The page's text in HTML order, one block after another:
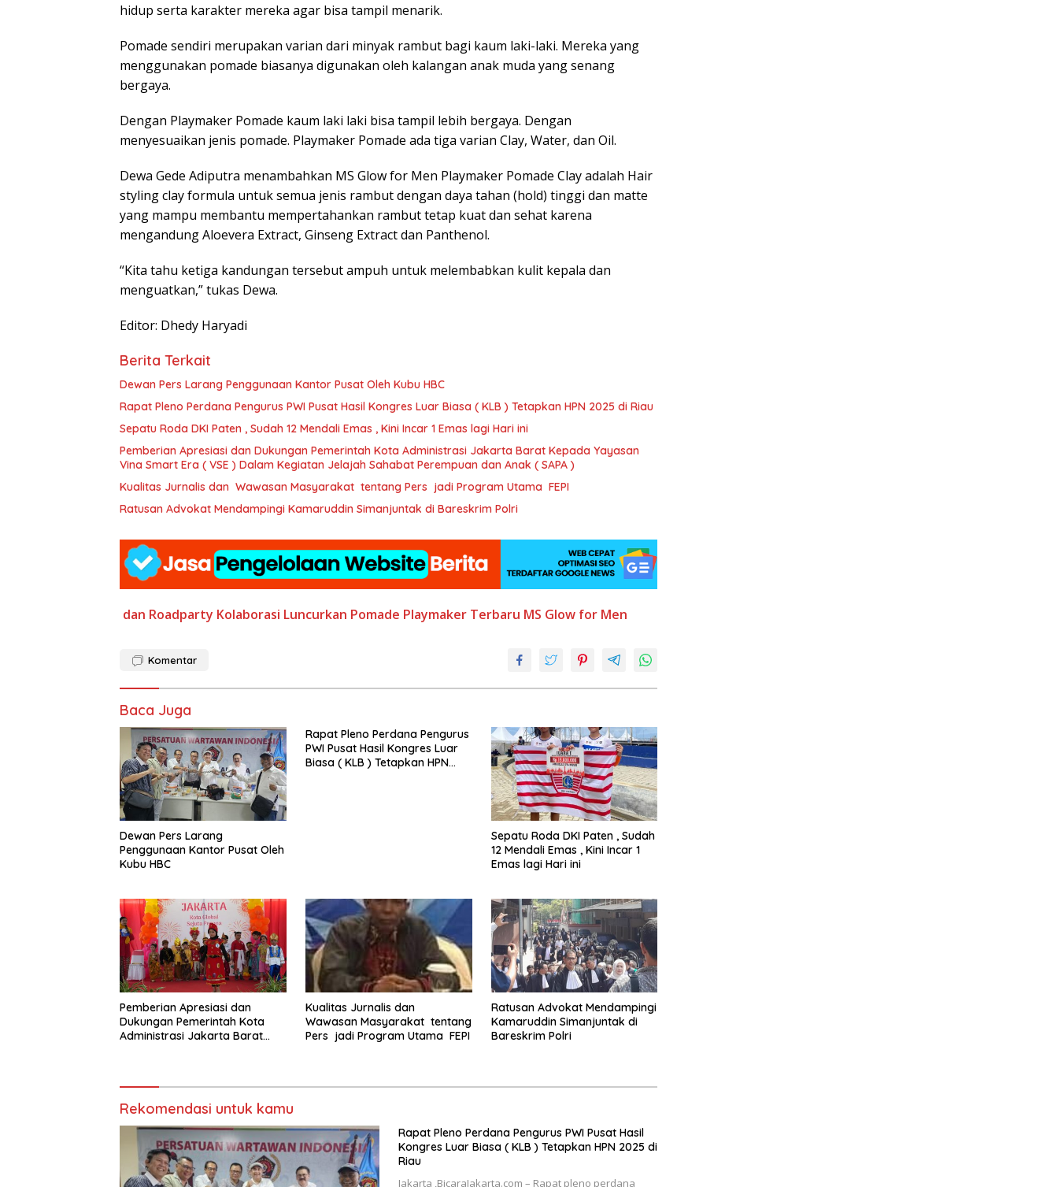
hidup serta karakter mereka agar bisa tampil menarik.
Pomade sendiri merupakan varian dari minyak rambut bagi kaum laki-laki. Mereka yang
menggunakan pomade biasanya digunakan oleh kalangan anak muda yang senang
bergaya.
Dengan Playmaker Pomade kaum laki laki bisa tampil lebih bergaya. Dengan
menyesuaikan jenis pomade. Playmaker Pomade ada tiga varian Clay, Water, dan Oil.
Dewa Gede Adiputra menambahkan MS Glow for Men Playmaker Pomade Clay adalah Hair
styling clay formula untuk semua jenis rambut dengan daya tahan (hold) tinggi dan matte
yang mampu membantu mempertahankan rambut tetap kuat dan sehat karena
mengandung Aloevera Extract, Ginseng Extract dan Panthenol.
“Kita tahu ketiga kandungan tersebut ampuh untuk melembabkan kulit kepala dan
menguatkan,” tukas Dewa.
Editor: Dhedy Haryadi
Berita Terkait
Dewan Pers Larang Penggunaan Kantor Pusat Oleh Kubu HBC
Rapat Pleno Perdana Pengurus PWI Pusat Hasil Kongres Luar Biasa ( KLB ) Tetapkan HPN 2025 di Riau
Sepatu Roda DKI Paten , Sudah 12 Mendali Emas , Kini Incar 1 Emas lagi Hari ini
Pemberian Apresiasi dan Dukungan Pemerintah Kota Administrasi Jakarta Barat Kepada Yayasan
Vina Smart Era ( VSE ) Dalam Kegiatan Jelajah Sahabat Perempuan dan Anak ( SAPA )
Kualitas Jurnalis dan Wawasan Masyarakat tentang Pers jadi Program Utama FEPI
Ratusan Advokat Mendampingi Kamaruddin Simanjuntak di Bareskrim Polri
dan Roadparty Kolaborasi Luncurkan Pomade Playmaker Terbaru MS Glow for Men
Komentar
Baca Juga
Dewan Pers Larang
Penggunaan Kantor Pusat Oleh
Kubu HBC
Rapat Pleno Perdana Pengurus
PWI Pusat Hasil Kongres Luar
Biasa ( KLB ) Tetapkan HPN
Sepatu Roda DKI Paten , Sudah
12 Mendali Emas , Kini Incar 1
Emas lagi Hari ini
Pemberian Apresiasi dan
Dukungan Pemerintah Kota
Administrasi Jakarta Barat
Kualitas Jurnalis dan
Wawasan Masyarakat tentang
Pers jadi Program Utama FEPI
Ratusan Advokat Mendampingi
Kamaruddin Simanjuntak di
Bareskrim Polri
Rekomendasi untuk kamu
Rapat Pleno Perdana Pengurus PWI Pusat Hasil
Kongres Luar Biasa ( KLB ) Tetapkan HPN 2025 di
Riau
Jakarta ,BicaraJakarta.com – Rapat pleno perdana